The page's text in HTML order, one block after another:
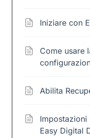
Iniziare con
Come usare
Abilita
Easy Digital